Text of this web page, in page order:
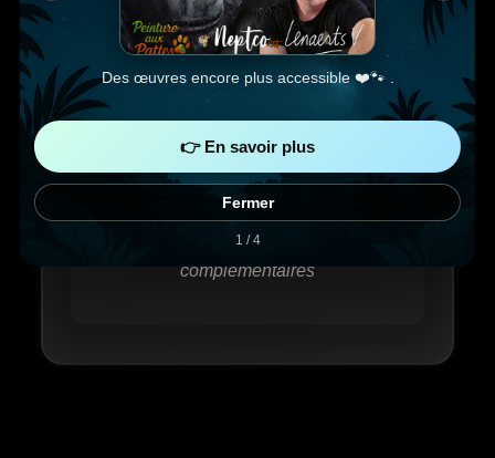
Aucune infos
complémentaires
Des œuvres encore plus accessible ❤️🐾 .
👉 En savoir plus
Fermer
1 / 4